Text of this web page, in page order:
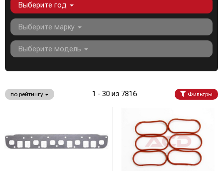
Выберите год
Выберите марку
Выберите модель
по рейтингу 1 - 30 из 7816 Фильтры